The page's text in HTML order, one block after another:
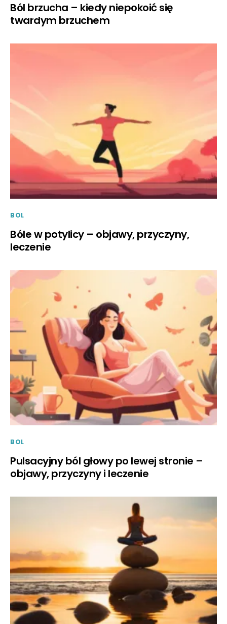
Ból brzucha – kiedy niepokoić się
twardym brzuchem
BOL
Bóle w potylicy – objawy, przyczyny,
leczenie
BOL
Pulsacyjny ból głowy po lewej stronie –
objawy, przyczyny i leczenie